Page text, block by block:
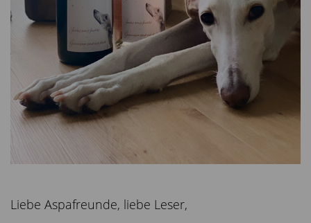
Liebe Aspafreunde, liebe Leser,